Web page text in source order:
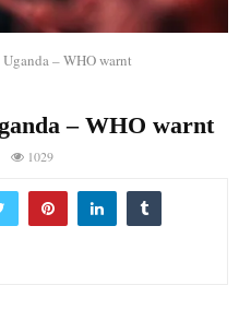
– WHO warnt
– WHO warnt
1029